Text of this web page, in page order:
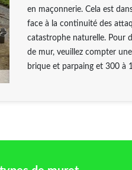
en maçonnerie. Cela est
face à la continuité des
catastrophe naturelle. Pour
de mur, veuillez compter
brique et parpaing et 300 à